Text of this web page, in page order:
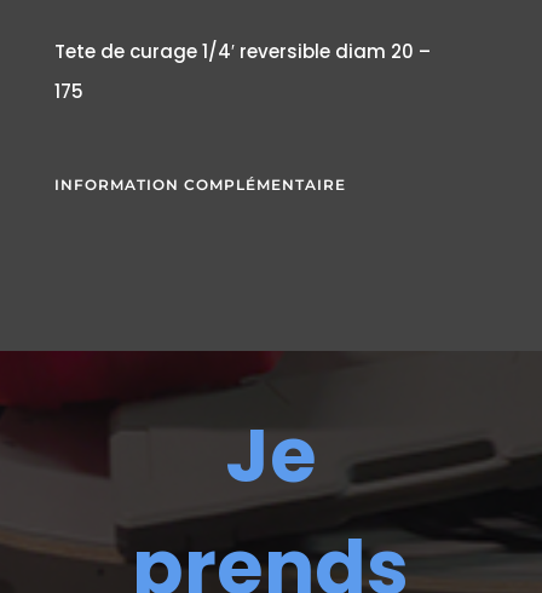
Tete de curage 1/4′ reversible diam 20 –
175
INFORMATION COMPLÉMENTAIRE
Je
prends